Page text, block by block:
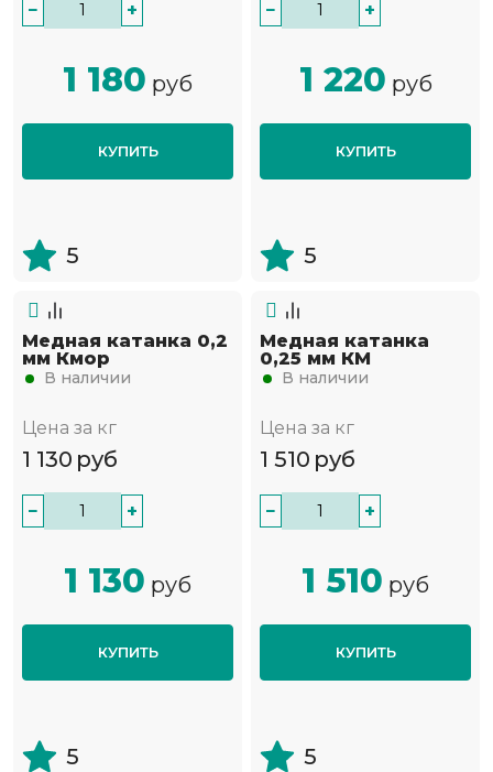
− +
1 180 руб
КУПИТЬ
5
− +
1 220 руб
КУПИТЬ
5
Медная катанка 0,2
мм Кмор
В наличии
Цена за кг
1 130 руб
− +
1 130 руб
КУПИТЬ
5
Медная катанка
0,25 мм КМ
В наличии
Цена за кг
1 510 руб
− +
1 510 руб
КУПИТЬ
5